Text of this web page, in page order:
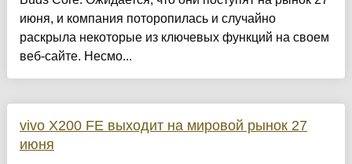
июня, и компания поторопилась и случайно
раскрыла некоторые из ключевых функций на своем
веб-сайте. Несмо...
vivo X200 FE выходит на мировой рынок 27
июня